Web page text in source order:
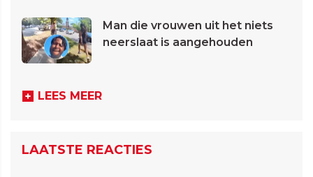
Man die vrouwen uit het niets
neerslaat is aangehouden
LEES MEER
LAATSTE REACTIES